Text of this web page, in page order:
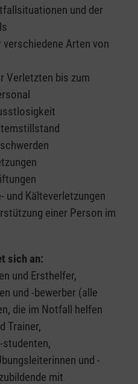
und der
Arten von
Verletzten bis zum
und Kälteverletzungen
einer Person im
sich an:
und Ersthelfer,
und -bewerber (alle
die im Notfall helfen
Trainer,
studenten,
und -
mit